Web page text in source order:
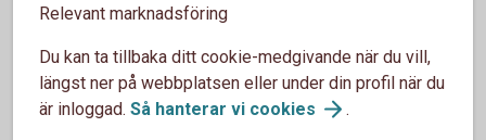
Ingår i
nyckelkund
Student
Relevant marknadsföring
Du kan ta tillbaka ditt cookie-medgivande när du vill,
längst ner på webbplatsen eller under din profil när du
är inloggad. Så hanterar vi cookies .